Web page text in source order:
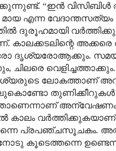
“ഇൻ
എന്ന
ദുരൂഹമായി
കാലക്കടലിന്റെ
ദൃശ്യരോആക്കും.
, ചിലരെ
ലോകത്താണ് അവൾ
തുണിക്കീറുകൾ
കാലം
പ്രപഞ്ചസൂചകം.
കൂടെത്തന്നെ